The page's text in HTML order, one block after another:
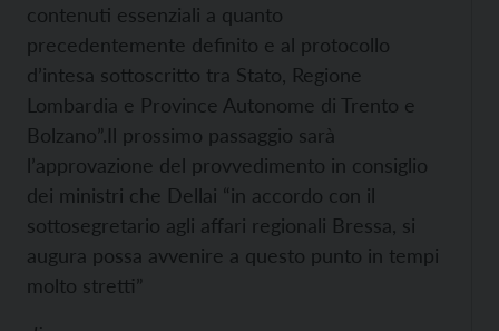
contenuti essenziali a quanto
precedentemente definito e al protocollo
d’intesa sottoscritto tra Stato, Regione
Lombardia e Province Autonome di Trento e
Bolzano”.Il prossimo passaggio sarà
l’approvazione del provvedimento in consiglio
dei ministri che Dellai “in accordo con il
sottosegretario agli affari regionali Bressa, si
augura possa avvenire a questo punto in tempi
molto stretti”